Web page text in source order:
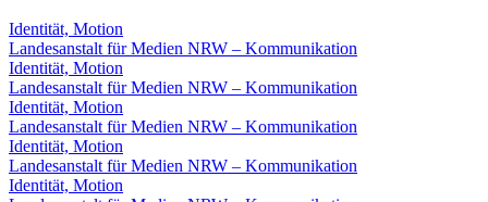
Identität, Motion
Landesanstalt für Medien NRW – Kommunikation
Identität, Motion
Landesanstalt für Medien NRW – Kommunikation
Identität, Motion
Landesanstalt für Medien NRW – Kommunikation
Identität, Motion
Landesanstalt für Medien NRW – Kommunikation
Identität, Motion